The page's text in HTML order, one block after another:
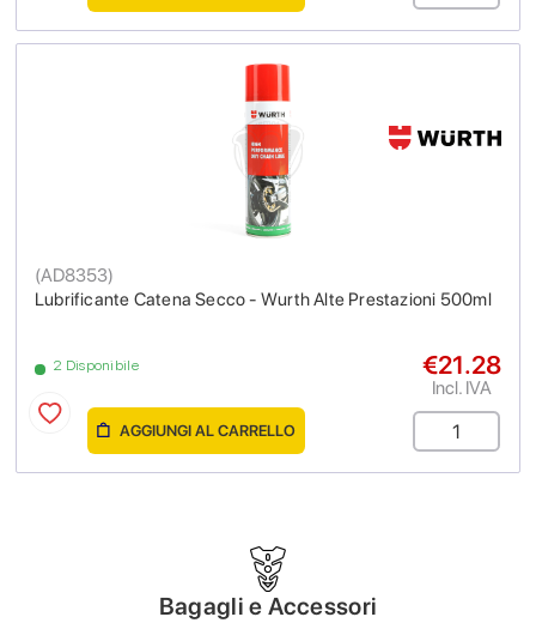
Lubrificante Catena Secco - Wurth Alte Prestazioni 500ml
(AD8353)
2 Disponibile €21.28
Incl. IVA
AGGIUNGI AL CARRELLO
Bagagli e Accessori